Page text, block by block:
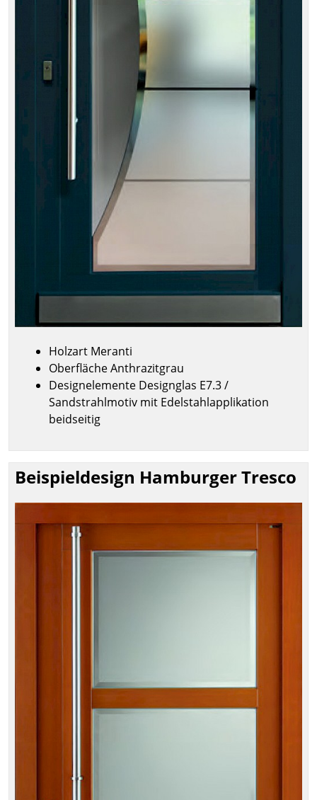
Holzart Meranti
Oberfläche Anthrazitgrau
Designelemente Designglas E7.3 /
Sandstrahlmotiv mit Edelstahlapplikation
beidseitig
Beispieldesign Hamburger Tresco